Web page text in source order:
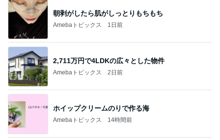
朝剥がしたら肌がしっとりもちもち
Amebaトピックス 1日前
2,711万円で4LDKの広々とした物件
Amebaトピックス 2日前
ホイップクリームのりで作る海
Amebaトピックス 14時間前